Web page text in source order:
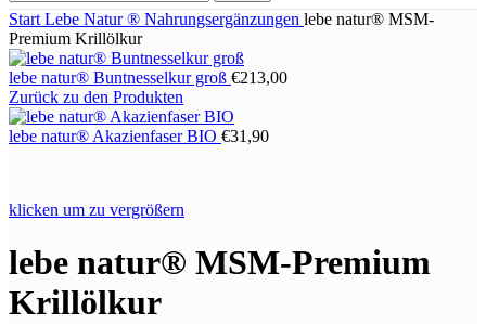
Start Lebe Natur ® Nahrungsergänzungen lebe natur® MSM-
Premium Krillölkur
lebe natur® Buntnesselkur groß €213,00
Zurück zu den Produkten
lebe natur® Akazienfaser BIO €31,90
klicken um zu vergrößern
lebe natur® MSM-Premium
Krillölkur